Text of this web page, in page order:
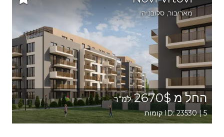
מאריבור, סלובניה
החל מ 2670$ למ"ר
ID: 23530 | 5 קומות